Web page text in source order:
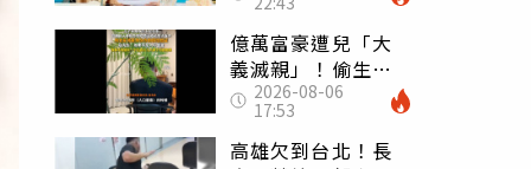
怒嗆：化妝有錯嗎
億萬富豪遭兒「大
義滅親」！偷生子
怕曝光 竟盜鄰居
身份辦假證落戶
2026-08-06
17:53
高雄欠到台北！長